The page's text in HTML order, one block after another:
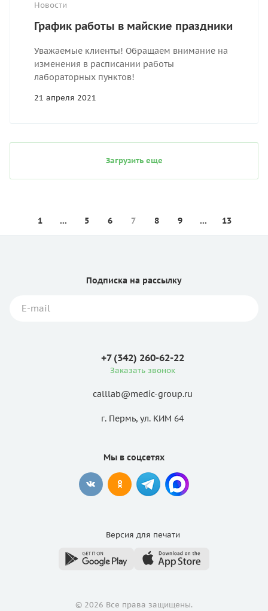
Новости
График работы в майские праздники
Уважаемые клиенты! Обращаем внимание на
изменения в расписании работы
лабораторных пунктов!
21 апреля 2021
Загрузить еще
1 ... 5 6 7 8 9 ... 13
Подписка на рассылку
+7 (342) 260-62-22
Заказать звонок
calllab@medic-group.ru
г. Пермь, ул. КИМ 64
Мы в соцсетях
Версия для печати
© 2026 Все права защищены.